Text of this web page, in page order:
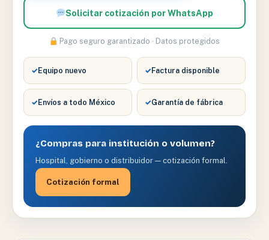
Solicitar cotización por WhatsApp
Pago seguro garantizado · Datos protegidos
✓Equipo nuevo ✓Factura disponible
✓Envíos a todo México ✓Garantía de fábrica
¿Compras para institución o volumen?
Hospital, gobierno o distribuidor — cotización formal.
Cotización formal